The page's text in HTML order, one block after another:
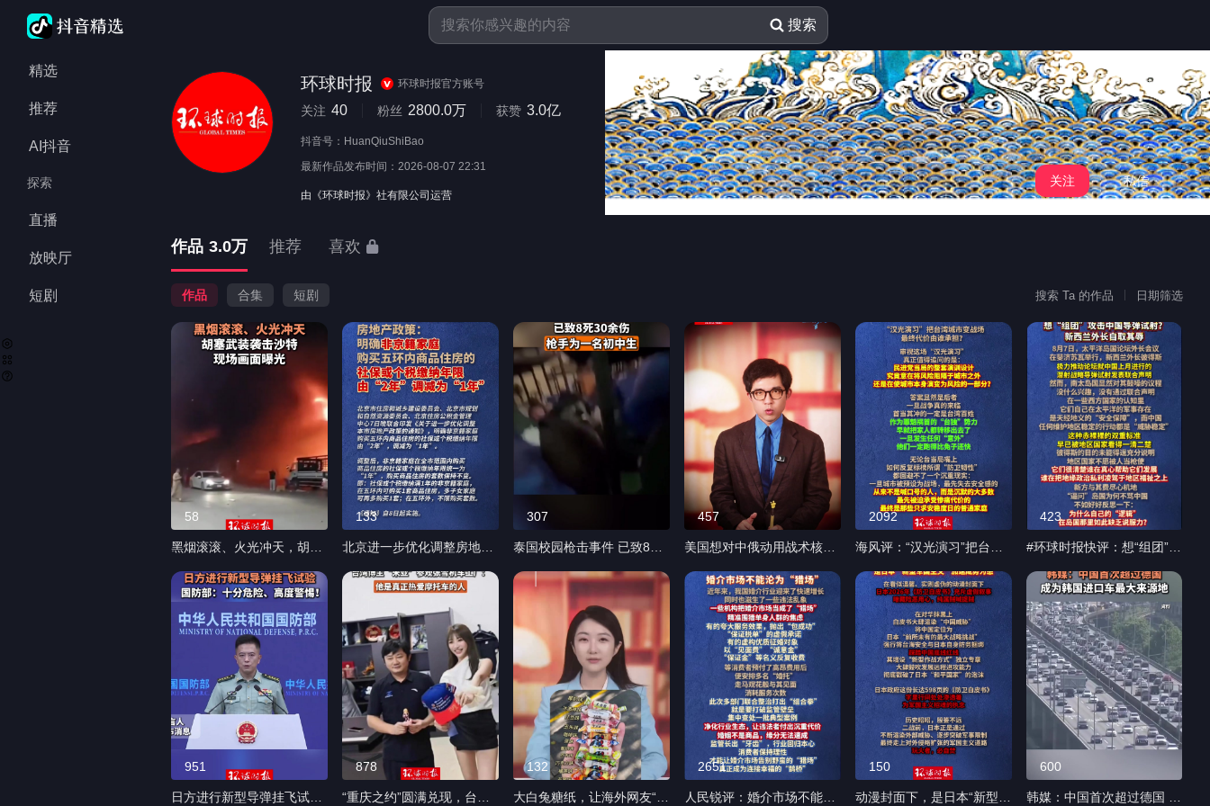
精选
推荐
AI抖音
探索
直播
放映厅
短剧
搜索
环球时报 环球时报官方账号
关注 40 粉丝 2800.0万 获赞 3.0亿
抖音号： HuanQiuShiBao
最新作品发布时间： 2026-08-07 22:31
由《环球时报》社有限公司运营
私信
关注
作品 3.0万 推荐 喜欢
作品 合集 短剧 搜索 Ta 的作品 日期筛选
58
黑烟滚滚、火光冲天，胡塞
（编辑：阿联）
133
北京进一步优化调整房地产
五环内商品住房的社保或个
税缴纳年限由“2年”调减为“1
年”（编辑：阿联）
307
泰国校园枪击事件 已致8死
（编辑：小雯）
457
美国想对中俄动用战术核武
体精选计划 #精选主播说 #
媒体原创
2092
海风评：“汉光演习”把台湾
承担？（编辑：阿联）
423
#环球时报快评：想“组团”攻
长自取其辱 （编辑：小雯）
#媒体原创
951
日方进行新型导弹挂飞试
878
“重庆之约”圆满兑现，台湾
132
大白兔糖纸，让海外网友“上
2651
人民锐评：婚介市场不能沦
150
动漫封面下，是日本“新型军
600
韩媒：中国首次超过德国 成